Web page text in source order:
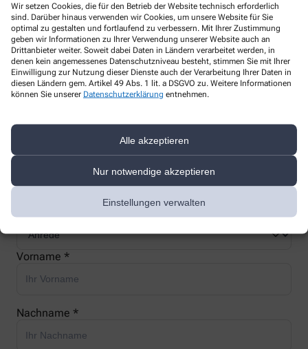
Wir setzen Cookies, die für den Betrieb der Website technisch erforderlich
sind. Darüber hinaus verwenden wir Cookies, um unsere Website für Sie
optimal zu gestalten und fortlaufend zu verbessern. Mit Ihrer Zustimmung
geben wir Informationen zu Ihrer Verwendung unserer Website auch an
Drittanbieter weiter. Soweit dabei Daten in Ländern verarbeitet werden, in
denen kein angemessenes Datenschutzniveau besteht, stimmen Sie mit Ihrer
Einwilligung zur Nutzung dieser Dienste auch der Verarbeitung Ihrer Daten in
diesen Ländern gem. Artikel 49 Abs. 1 lit. a DSGVO zu. Weitere Informationen
können Sie unserer Datenschutzerklärung entnehmen.
Alle akzeptieren
Nur notwendige akzeptieren
Einstellungen verwalten
Nachweis Ihrer Befreiung
Wenn Sie einen Ausweis über die Befreiung der gesetzlichen
Zuzahlung haben, können wir diese Info speichern und Sie
müssen Ihren Ausweis nicht immer vorzeigen.
Kundenkarte beantragen
Jetzt schnell und einfach online beantragen und beim nächsten
Besuch bei uns in der Apotheke abholen.
Vorname *
Nachname *